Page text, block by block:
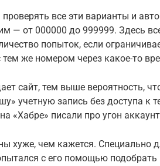
все эти варианты и
— от 000000 до 999999. Здесь
попыток, если
тем же номером через какое-то
сайт, тем выше вероятность,
учетную запись без доступа к
«Хабре» писали про угон
хуже, чем кажется. Специально
с его помощью